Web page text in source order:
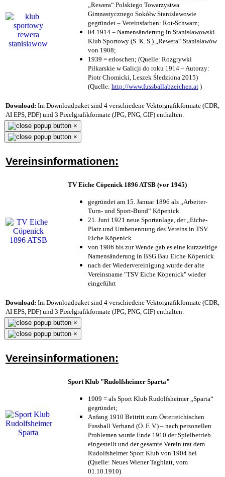
„Rewera“ Polskiego Towarzystwa
Gimnastycznego Sokółw Stanisławowie
gegründet – Vereinsfarben: Rot-Schwarz;
04.1914 = Namensänderung in Stanisławowski
Klub Sportowy (S. K. S.) „Rewera“ Stanisławów
von 1908;
1939 = erloschen; (Quelle: Rozgrywki
Piłkarskie w Galicji do roku 1914 – Autorzy:
Piotr Chomicki, Leszek Śledziona 2015)
(Quelle: http://www.fussballabzeichen.at )
Download: Im Downloadpaket sind 4 verschiedene Vektorgrafikformate (CDR,
AI EPS, PDF) und 3 Pixelgrafikformate (JPG, PNG, GIF) enthalten.
×
×
Vereinsinformationen:
TV Eiche Cöpenick 1896 ATSB (vor 1945)
gegründet am 15. Januar 1896 als „Arbeiter-
Turn- und Sport-Bund“ Köpenick
21. Juni 1921 neue Sportanlage, der „Eiche-
Platz und Umbenennung des Vereins in TSV
Eiche Köpenick
von 1986 bis zur Wende gab es eine kurzzeitige
Namensänderung in BSG Bau Eiche Köpenick
nach der Wiedervereinigung wurde der alte
Vereinsname "TSV Eiche Köpenick" wieder
eingeführt
Download: Im Downloadpaket sind 4 verschiedene Vektorgrafikformate (CDR,
AI EPS, PDF) und 3 Pixelgrafikformate (JPG, PNG, GIF) enthalten.
×
×
Vereinsinformationen:
Sport Klub "Rudolfsheimer Sparta"
1909 = als Sport Klub Rudolfsheimer „Sparta“
gegründet;
Anfang 1910 Beitritt zum Österreichischen
Fussball Verband (Ö. F. V.) – nach personellen
Problemen wurde Ende 1910 der Spielbetrieb
eingestellt und der gesamte Verein trat dem
Rudolfsheimer Sport Klub von 1904 bei
(Quelle: Neues Wiener Tagblatt, vom
01.10.1910)